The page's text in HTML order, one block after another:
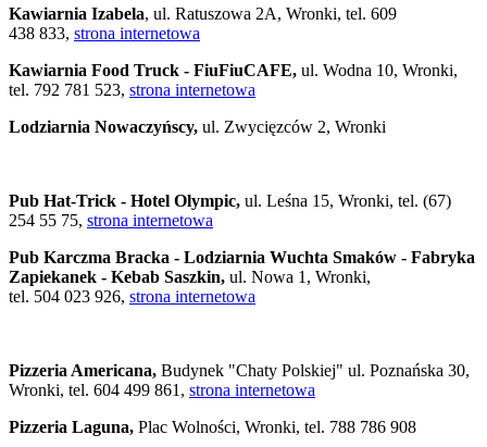
Kawiarnia Izabela, ul. Ratuszowa 2A, Wronki, tel. 609
438 833, strona internetowa
Kawiarnia Food Truck - FiuFiuCAFE, ul. Wodna 10, Wronki,
tel. 792 781 523, strona internetowa
Lodziarnia Nowaczyńscy, ul. Zwycięzców 2, Wronki
Pub Hat-Trick - Hotel Olympic, ul. Leśna 15, Wronki, tel. (67)
254 55 75, strona internetowa
Pub Karczma Bracka - Lodziarnia Wuchta Smaków - Fabryka
Zapiekanek - Kebab Saszkin, ul. Nowa 1, Wronki,
tel. 504 023 926, strona internetowa
Pizzeria Americana, Budynek "Chaty Polskiej" ul. Poznańska 30,
Wronki, tel. 604 499 861, strona internetowa
Pizzeria Laguna, Plac Wolności, Wronki, tel. 788 786 908